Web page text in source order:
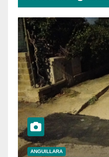
ANGUILLARA